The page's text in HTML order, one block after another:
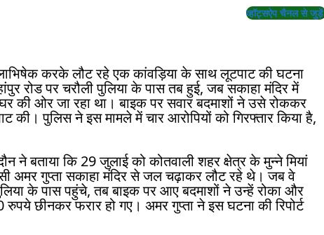
व्हॉट्सऐप चैनल से जुड़ें
करके लौट रहे एक कांवड़िया के साथ लूटपाट की घटना
रोड पर चरौली पुलिया के पास तब हुई, जब सकाहा मंदिर में
की ओर जा रहा था। बाइक पर सवार बदमाशों ने उसे रोककर
की। पुलिस ने इस मामले में चार आरोपियों को गिरफ्तार किया है,
ने बताया कि 29 जुलाई को कोतवाली शहर क्षेत्र के मुन्ने मियां
अमर गुप्ता सकाहा मंदिर से जल चढ़ाकर लौट रहे थे। जब वे
के पास पहुंचे, तब बाइक पर आए बदमाशों ने उन्हें रोका और
छीनकर फरार हो गए। अमर गुप्ता ने इस घटना की रिपोर्ट